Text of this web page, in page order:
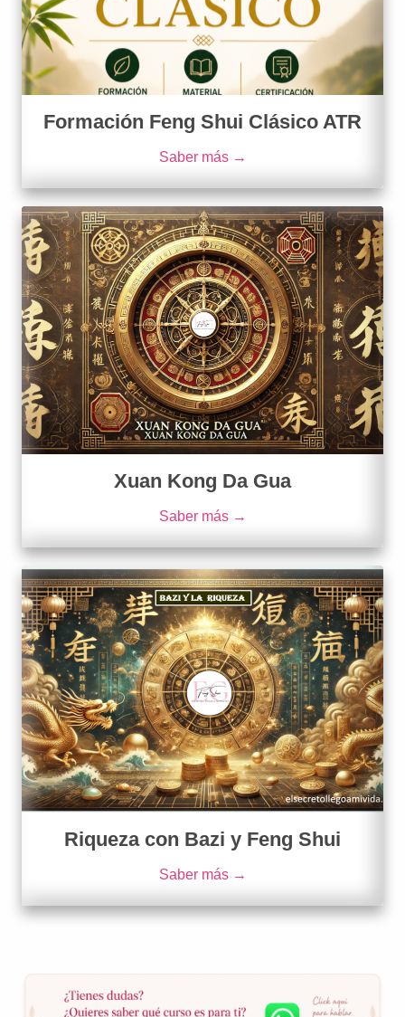
Formación Feng Shui Clásico ATR
Saber más →
Xuan Kong Da Gua
Saber más →
Riqueza con Bazi y Feng Shui
Saber más →